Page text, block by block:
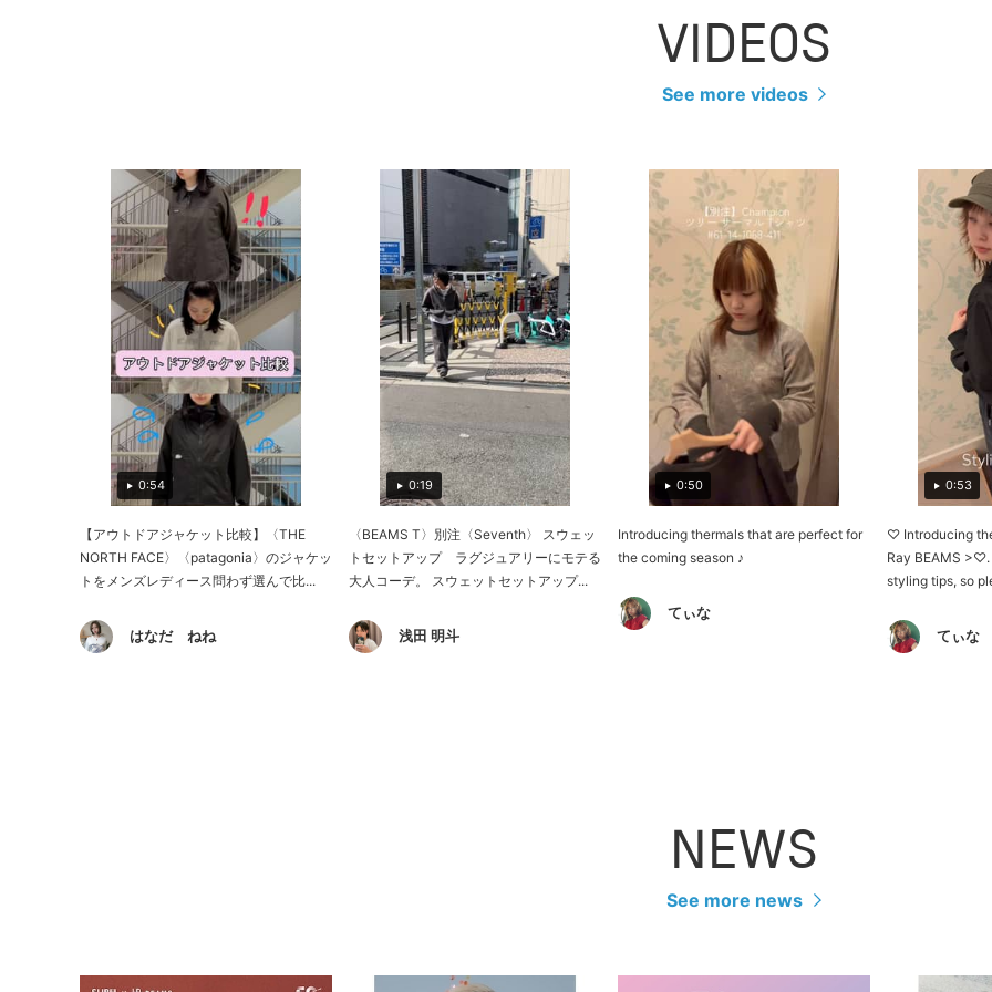
VIDEOS
See more videos
0:54
【アウトドアジャケット比較】〈THE
NORTH FACE〉〈patagonia〉のジャケッ
トをメンズレディース問わず選んで比...
はなだ ねね
0:19
〈BEAMS T〉別注〈Seventh〉 スウェッ
トセットアップ ラグジュアリーにモテる
大人コーデ。 スウェットセットアップ...
浅田 明斗
0:50
Introducing thermals that are perfect for
the coming season ♪
てぃな
0:53
♡ Introducing
Ray BEAMS
styling tips, so
てぃな
NEWS
See more news